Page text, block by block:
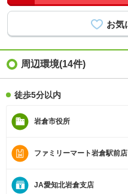
周辺環境(14件)
徒歩5分以内
岩倉市役所
ファミリーマート岩倉駅前店
JA愛知北岩倉支店